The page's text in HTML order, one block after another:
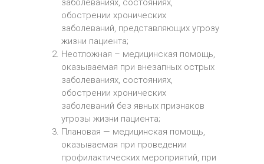
заболеваниях, состояниях,
обострении хронических
заболеваний, представляющих угрозу
жизни пациента;
Неотложная – медицинская помощь,
оказываемая при внезапных острых
заболеваниях, состояниях,
обострении хронических
заболеваний без явных признаков
угрозы жизни пациента;
Плановая — медицинская помощь,
оказываемая при проведении
профилактических мероприятий, при